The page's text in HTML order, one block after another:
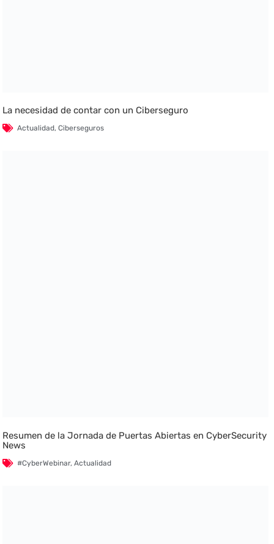
La necesidad de contar con un Ciberseguro
Actualidad,Ciberseguros
Resumen de la Jornada de Puertas Abiertas en CyberSecurity
News
#CyberWebinar,Actualidad